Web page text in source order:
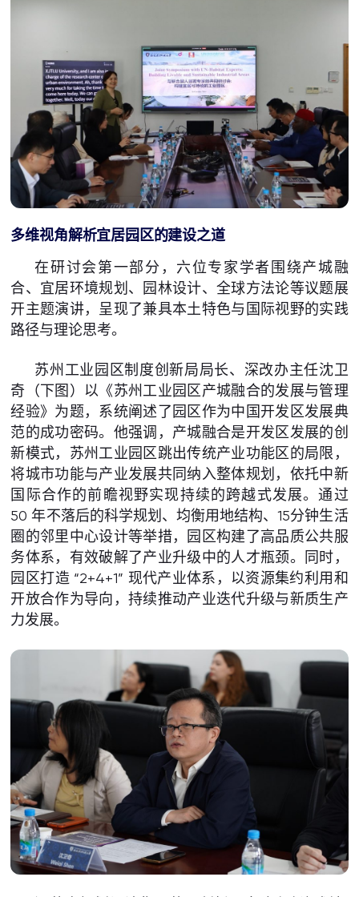
多维视角解析宜居园区的建设之道
在研讨会第一部分，六位专家学者围绕产城融
合、宜居环境规划、园林设计、全球方法论等议题展
开主题演讲，呈现了兼具本土特色与国际视野的实践
路径与理论思考。
苏州工业园区制度创新局局长、深改办主任沈卫
奇（下图）以《苏州工业园区产城融合的发展与管理
经验》为题，系统阐述了园区作为中国开发区发展典
范的成功密码。他强调，产城融合是开发区发展的创
新模式，苏州工业园区跳出传统产业功能区的局限，
将城市功能与产业发展共同纳入整体规划，依托中新
国际合作的前瞻视野实现持续的跨越式发展。通过
50 年不落后的科学规划、均衡用地结构、15分钟生活
圈的邻里中心设计等举措，园区构建了高品质公共服
务体系，有效破解了产业升级中的人才瓶颈。同时，
园区打造 “2+4+1” 现代产业体系，以资源集约利用和
开放合作为导向，持续推动产业迭代升级与新质生产
力发展。